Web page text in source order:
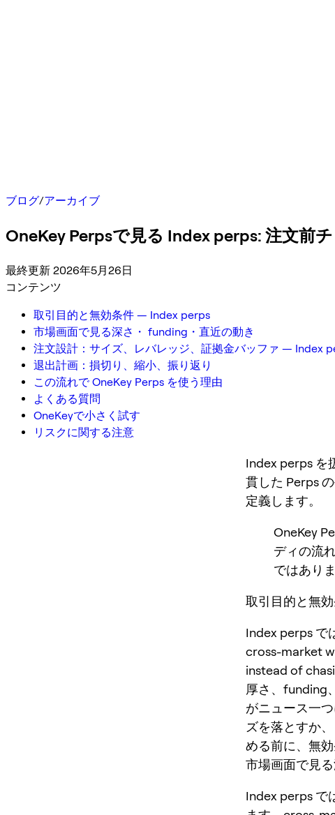
ブログ/アーカイブ
OneKey Perpsで見る Index perps: 注文前
最終更新 2026年5月26日
コンテンツ
取引目的と無効条件 — Index perps
市場画面で見る深さ・ funding・直近の動き
注文設計：サイズ、レバレッジ、証拠金バッファ — Index
退出計画：損切り、縮小、振り返り
この流れで OneKey Perps を使う理由
よくある質問
OneKeyで小さく試す
リスクに関する注意
Index perps を
貫した Perps
定義します。
OneKey
ディの流
ではあり
取引目的と無
Index perps で
cross-market
instead of
厚さ、funding
がニュース一
ズを落とすか
める前に、無
市場画面で見
Index perps で